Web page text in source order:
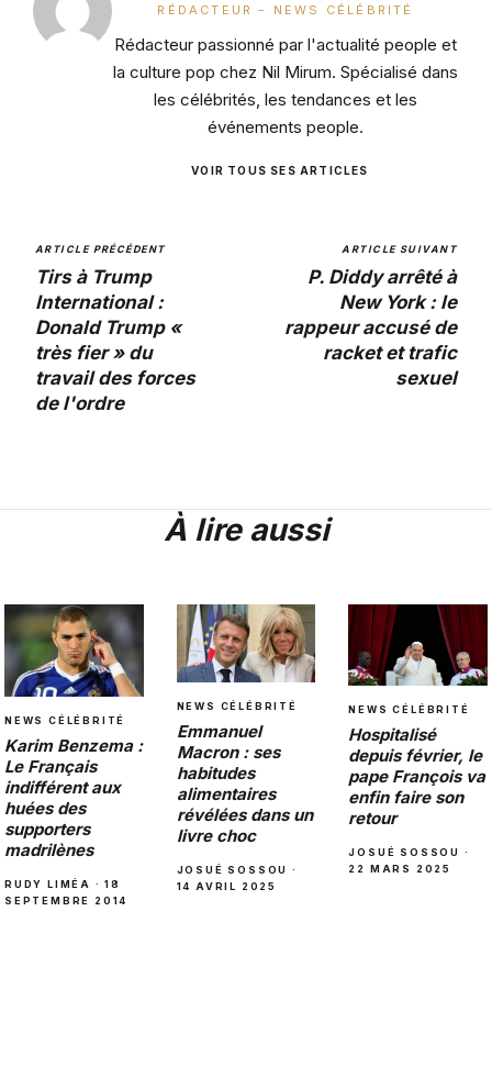
RÉDACTEUR – NEWS CÉLÉBRITÉ
Rédacteur passionné par l'actualité people et
la culture pop chez Nil Mirum. Spécialisé dans
les célébrités, les tendances et les
événements people.
VOIR TOUS SES ARTICLES
ARTICLE PRÉCÉDENT
Tirs à Trump
International :
Donald Trump «
très fier » du
travail des forces
de l'ordre
ARTICLE SUIVANT
P. Diddy arrêté à
New York : le
rappeur accusé de
racket et trafic
sexuel
À lire aussi
NEWS CÉLÉBRITÉ
Karim Benzema :
Le Français
indifférent aux
huées des
supporters
madrilènes
RUDY LIMÉA · 18
SEPTEMBRE 2014
NEWS CÉLÉBRITÉ
Emmanuel
Macron : ses
habitudes
alimentaires
révélées dans un
livre choc
JOSUÉ SOSSOU ·
14 AVRIL 2025
NEWS CÉLÉBRITÉ
Hospitalisé
depuis février, le
pape François va
enfin faire son
retour
JOSUÉ SOSSOU ·
22 MARS 2025